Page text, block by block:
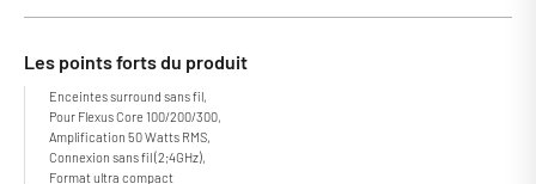
Les points forts du produit
Enceintes surround sans fil,
Pour Flexus Core 100/200/300,
Amplification 50 Watts RMS,
Connexion sans fil (2;4GHz),
Format ultra compact